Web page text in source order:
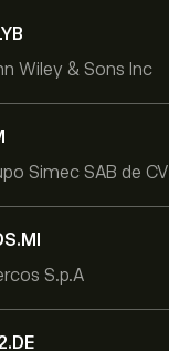
Wiley & Sons Inc
Simec SAB de CV
S.p.A